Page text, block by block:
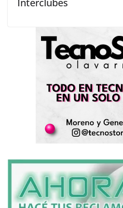
Interclubes